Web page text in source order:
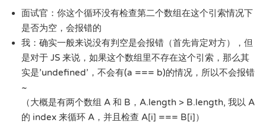
面试官：你这个循环没有检查第二个数组在这个引索情况下
是否为空，会报错的
我：确实一般来说没有判空是会报错（首先肯定对方），但
是对于 JS 来说，如果这个数组里不存在这个引索，那么其
实是’undefined’，不会有(a === b)的情况，所以不会报错
~
（大概是有两个数组 A 和 B，A.length > B.length, 我以 A
的 index 来循环 A，并且检查 A[i] === B[i]）